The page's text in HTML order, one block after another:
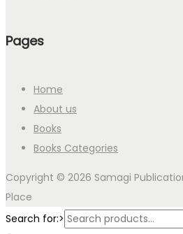
Pages
Home
About us
Books
Books Categories
Copyright © 2026 Samagi
Place
Search for:>